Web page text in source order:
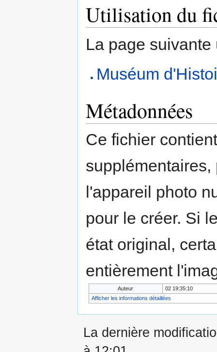
Utilisation du
La page
Muséum
Métadonnées
Ce fichier
l'appareil photo
pour le créer. Si
état original,
entièrement
Auteur
02 19:35:10
Afficher les informations détaillées
La dernière